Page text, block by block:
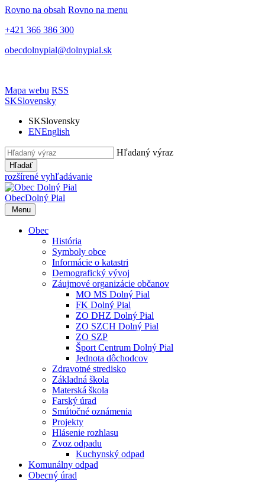
Rovno na obsah Rovno na menu
+421 366 386 300
obecdolnypial@dolnypial.sk
Mapa webu RSS
SKSlovensky
SKSlovensky
ENEnglish
Hľadaný výraz
Hľadať
rozšírené vyhľadávanie
ObecDolný Pial
Menu
Obec
História
Symboly obce
Informácie o katastri
Demografický vývoj
Záujmové organizácie občanov
MO MS Dolný Pial
FK Dolný Pial
ZO DHZ Dolný Pial
ZO SZCH Dolný Pial
ZO SZP
Šport Centrum Dolný Pial
Jednota dôchodcov
Zdravotné stredisko
Základná škola
Materská škola
Farský úrad
Smútočné oznámenia
Projekty
Hlásenie rozhlasu
Zvoz odpadu
Kuchynský odpad
Komunálny odpad
Obecný úrad